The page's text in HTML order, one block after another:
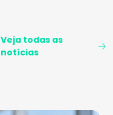
Veja todas as
notícias